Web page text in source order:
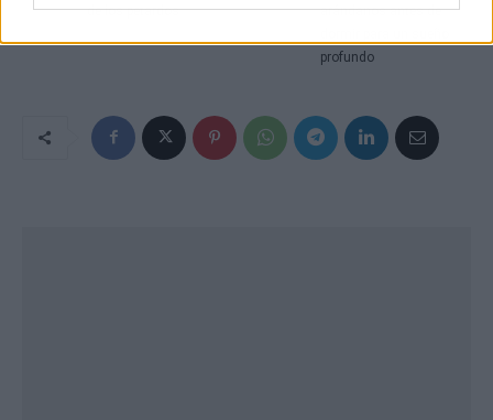
de los petardos
arándanos antes de
profundo